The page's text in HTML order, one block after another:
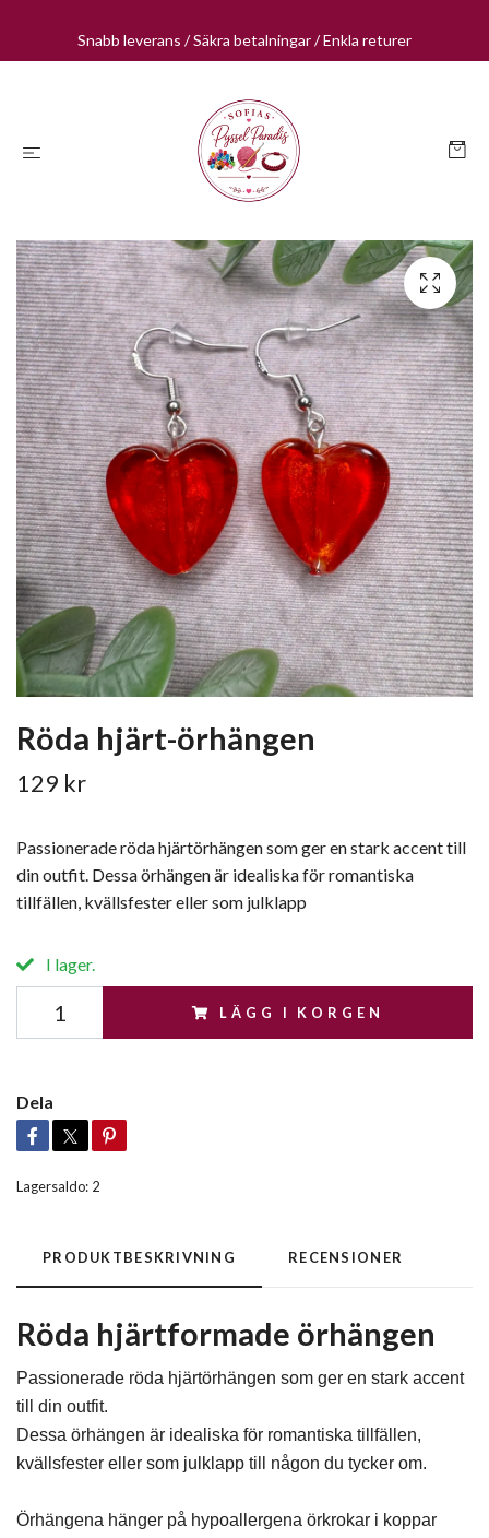
Snabb leverans / Säkra betalningar / Enkla returer
Röda hjärt-örhängen
129 kr
Passionerade röda hjärtörhängen som ger en stark accent till
din outfit. Dessa örhängen är idealiska för romantiska
tillfällen, kvällsfester eller som julklapp
I lager.
LÄGG I KORGEN
Dela
Lagersaldo: 2
PRODUKTBESKRIVNING RECENSIONER
Röda hjärtformade örhängen
Passionerade röda hjärtörhängen som ger en stark accent
till din outfit.
Dessa örhängen är idealiska för romantiska tillfällen,
kvällsfester eller som julklapp till någon du tycker om.
Örhängena hänger på hypoallergena örkrokar i koppar